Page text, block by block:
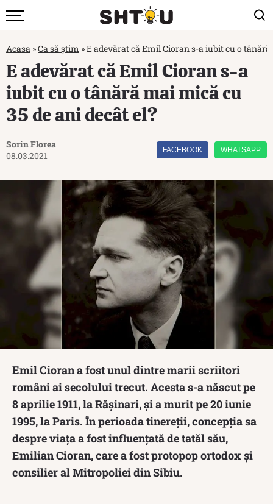
Acasa »Ca să știm »E adevărat că Emil Cioran s-a iubit cu o
E adevărat că Emil Cioran s-a
iubit cu o tânără mai mică cu
35 de ani decât el?
Sorin Florea
08.03.2021
FACEBOOK WHATSAPP
Emil Cioran a fost unul dintre marii scriitori
români ai secolului trecut. Acesta s-a născut pe
8 aprilie 1911, la Rășinari, și a murit pe 20 iunie
1995, la Paris. În perioada tinereții, concepția sa
despre viața a fost influențată de tatăl său,
Emilian Cioran, care a fost protopop ortodox și
consilier al Mitropoliei din Sibiu.